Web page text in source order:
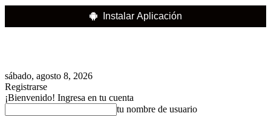
Instalar Aplicación
sábado, agosto 8, 2026
Registrarse
¡Bienvenido! Ingresa en tu cuenta
tu nombre de usuario